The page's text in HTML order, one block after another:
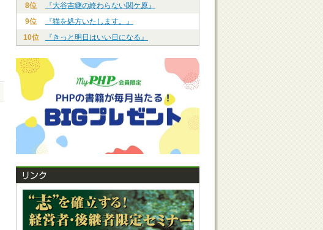
8位
『大谷吉継の終わらない関ケ原』
9位
『猫を処方いたします。』
10位
『きっと明日はいい日になる』